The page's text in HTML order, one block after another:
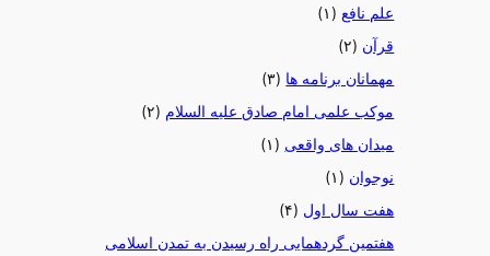
علم نافع (۱)
قرآن (۲)
مهمانان برنامه ها (۳)
موکب علمی امام صادق علیه السلام (۲)
میدان های واقعی (۱)
نوجوان (۱)
هفت سال اول (۴)
هفتمین گردهمایی راه رسیدن به تمدن اسلامی